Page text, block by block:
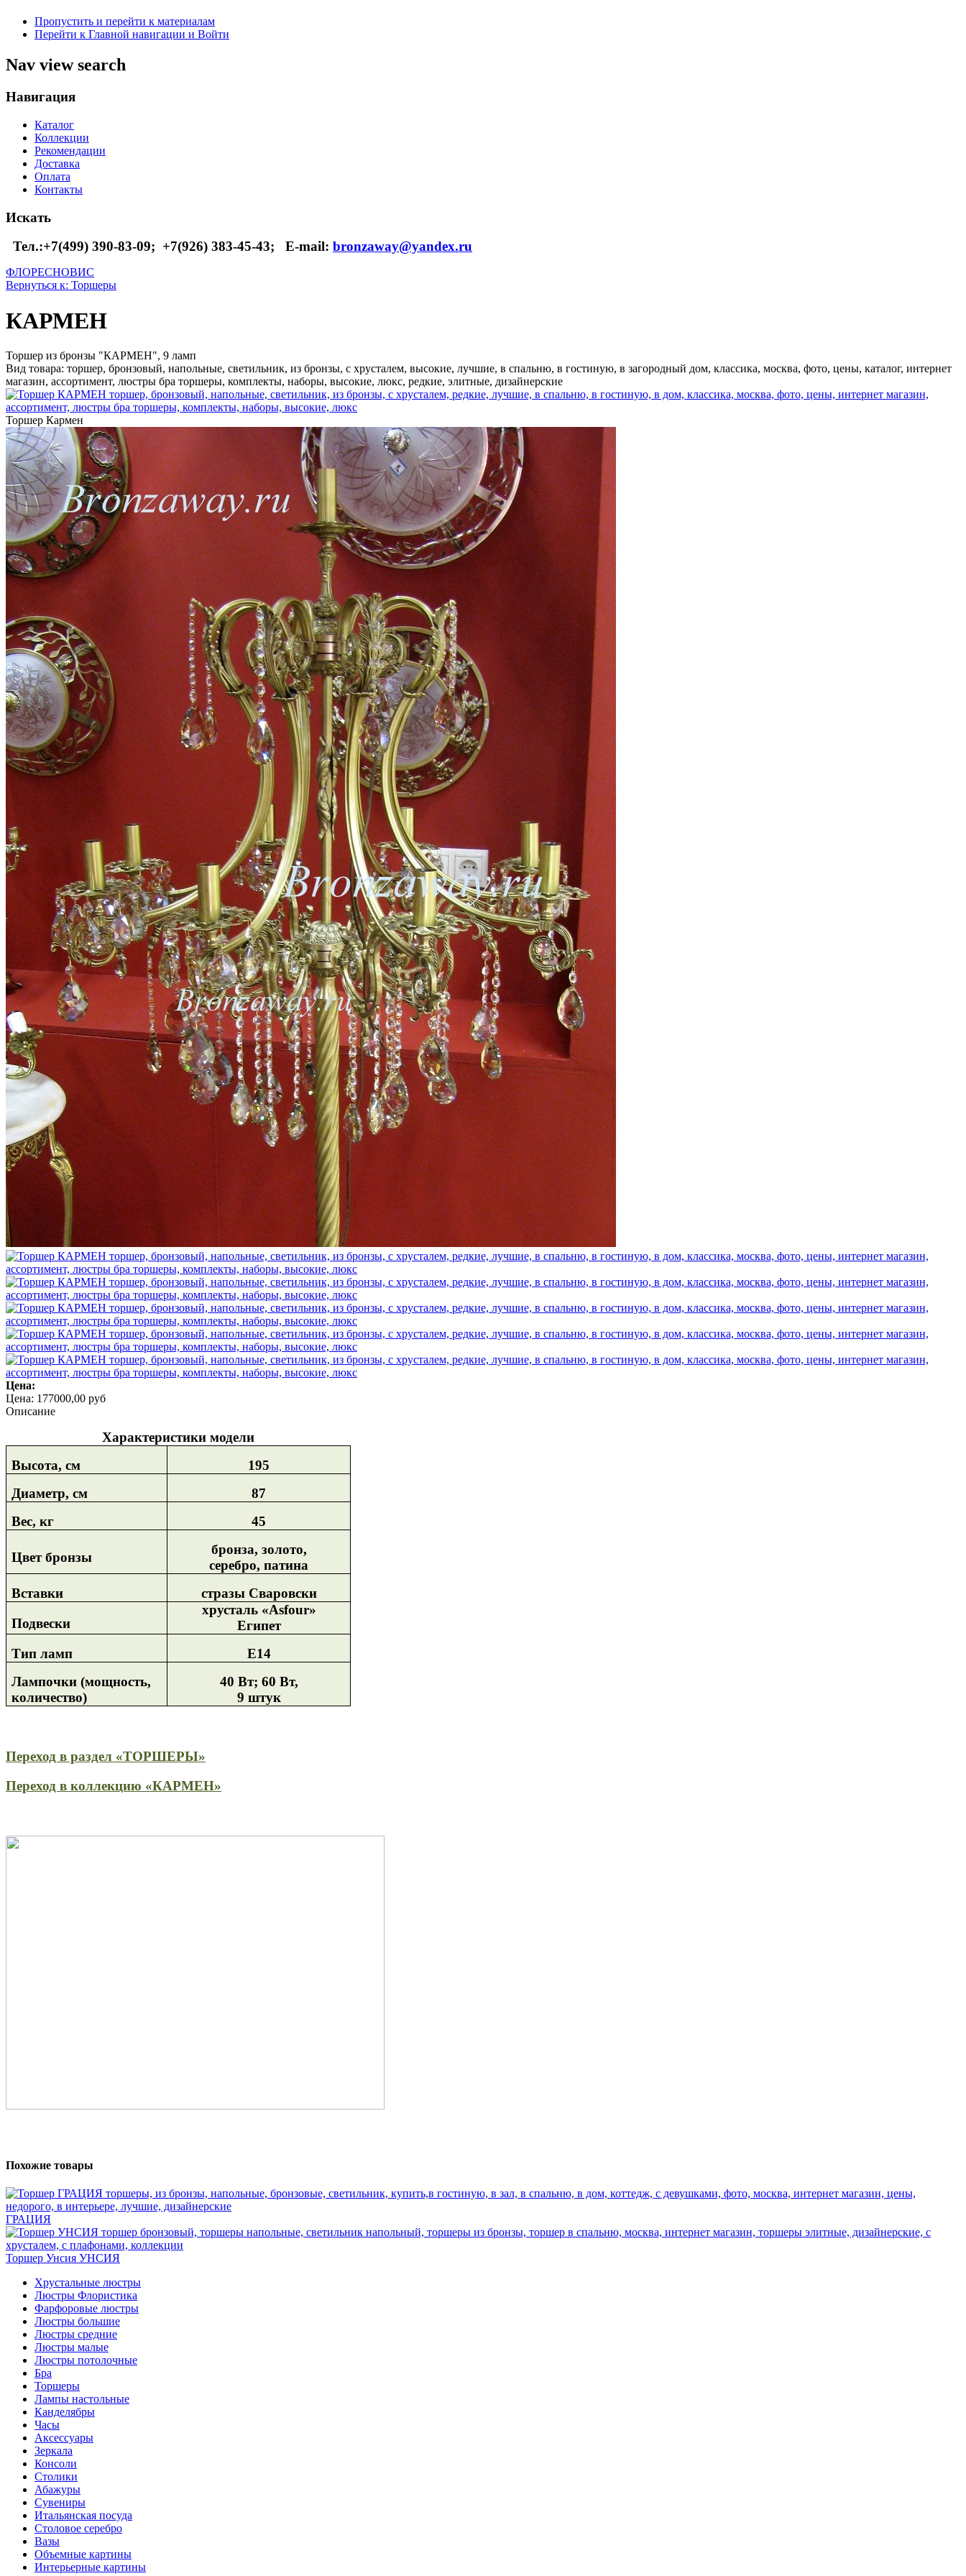
Пропустить и перейти к материалам
Перейти к Главной навигации и Войти
Nav view search
Навигация
Каталог
Коллекции
Рекомендации
Доставка
Оплата
Контакты
Искать
Тел.:+7(499) 390-83-09; +7(926) 383-45-43; E-mail: bronzaway@yandex.ru
ФЛОРЕСНОВИС
Вернуться к: Торшеры
КАРМЕН
Торшер из бронзы "КАРМЕН", 9 ламп
Вид товара: торшер, бронзовый, напольные, светильник, из бронзы, с хрусталем, высокие, лучшие, в спальню, в гостиную, в загородный дом, классика, москва, фото, цены, каталог, интернет
магазин, ассортимент, люстры бра торшеры, комплекты, наборы, высокие, люкс, редкие, элитные, дизайнерские
Торшер Кармен
Цена:
Цена: 177000,00 руб
Описание
Характеристики модели
Высота, см
195
Диаметр, см
87
Вес, кг
45
Цвет бронзы
бронза, золото,
серебро, патина
Вставки
стразы Сваровски
Подвески
хрусталь «Asfour»
Египет
Тип ламп
Е14
Лампочки (мощность,
количество)
40 Вт; 60 Вт,
9 штук
Переход в раздел «ТОРШЕРЫ»
Переход в коллекцию «КАРМЕН»
Похожие товары
ГРАЦИЯ
Торшер Унсия УНСИЯ
Хрустальные люстры
Люстры Флористика
Фарфоровые люстры
Люстры большие
Люстры средние
Люстры малые
Люстры потолочные
Бра
Торшеры
Лампы настольные
Канделябры
Часы
Аксессуары
Зеркала
Консоли
Столики
Абажуры
Сувениры
Итальянская посуда
Столовое серебро
Вазы
Объемные картины
Интерьерные картины